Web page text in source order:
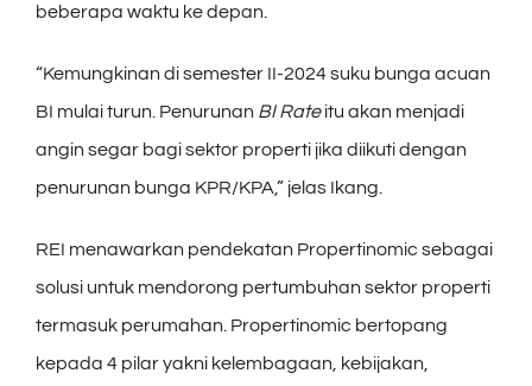
beberapa waktu ke depan.
“Kemungkinan di semester II-2024 suku bunga acuan
BI mulai turun. Penurunan BI Rateitu akan menjadi
angin segar bagi sektor properti jika diikuti dengan
penurunan bunga KPR/KPA,” jelas Ikang.
REI menawarkan pendekatan Propertinomic sebagai
solusi untuk mendorong pertumbuhan sektor properti
termasuk perumahan. Propertinomic bertopang
kepada 4 pilar yakni kelembagaan, kebijakan,